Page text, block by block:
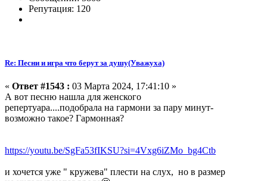
Репутация: 120
Re: Песни и игра что берут за душу(Уважуха)
« Ответ #1543 : 03 Марта 2024, 17:41:10 »
А вот песню нашла для женского
репертуара....подобрала на гармони за пару минут-
возможно такое? Гармонная?
https://youtu.be/SgFa53fIKSU?si=4Vxg6iZMo_bg4Ctb
и хочется уже " кружева" плести на слух, но в размер